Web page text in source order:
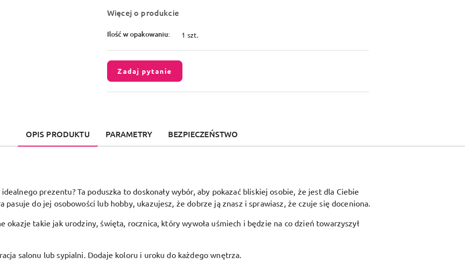
Więcej o produkcie
Ilość w opakowaniu: 1 szt.
Zadaj pytanie
OPIS PRODUKTU PARAMETRY BEZPIECZEŃSTWO
prezentu? Ta poduszka to doskonały wybór, aby pokazać bliskiej osobie, że jest dla Ciebie
pasuje do jej osobowości lub hobby, ukazujesz, że dobrze ją znasz i sprawiasz, że czuje się doceniona.
okazje takie jak urodziny, święta, rocznica, który wywoła uśmiech i będzie na co dzień towarzyszył
salonu lub sypialni. Dodaje koloru i uroku do każdego wnętrza.